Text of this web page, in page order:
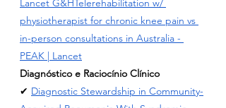
Lancet G&HTelerehabilitation w/
physiotherapist for chronic knee pain vs
in-person consultations in Australia -
PEAK | Lancet
Diagnóstico e Raciocínio Clínico
✔ Diagnostic Stewardship in Community-